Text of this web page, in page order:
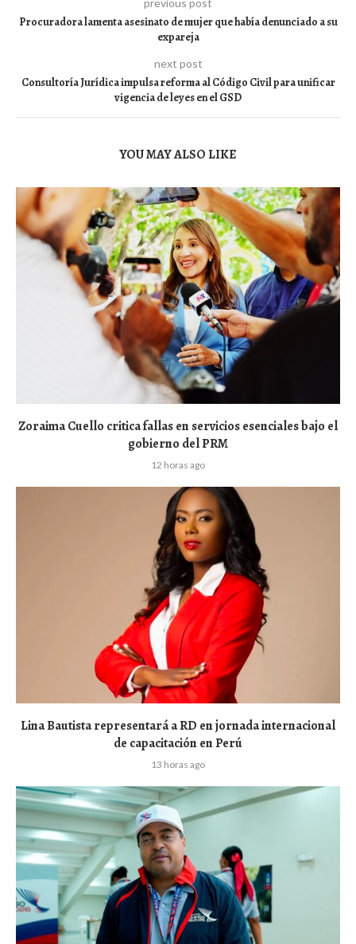
previous post
Procuradora lamenta asesinato de mujer que había denunciado a su
expareja
next post
Consultoría Jurídica impulsa reforma al Código Civil para unificar
vigencia de leyes en el GSD
YOU MAY ALSO LIKE
Zoraima Cuello critica fallas en servicios esenciales bajo el
gobierno del PRM
12 horas ago
Lina Bautista representará a RD en jornada internacional
de capacitación en Perú
13 horas ago